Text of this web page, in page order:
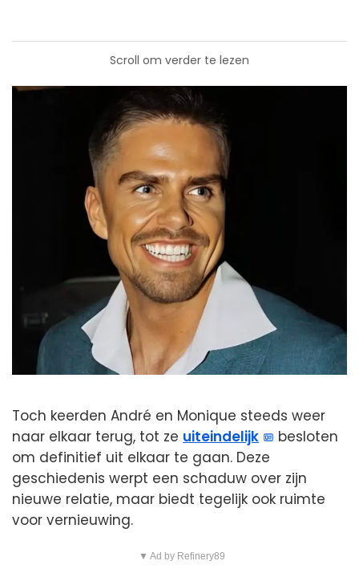
Scroll om verder te lezen
Toch keerden André en Monique steeds weer
naar elkaar terug, tot ze uiteindelijk
besloten
om definitief uit elkaar te gaan. Deze
geschiedenis werpt een schaduw over zijn
nieuwe relatie, maar biedt tegelijk ook ruimte
voor vernieuwing.
▼ Ad by Refinery89